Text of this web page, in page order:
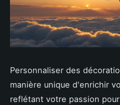
Personnaliser des
manière unique d'enrichir
reflétant votre passion